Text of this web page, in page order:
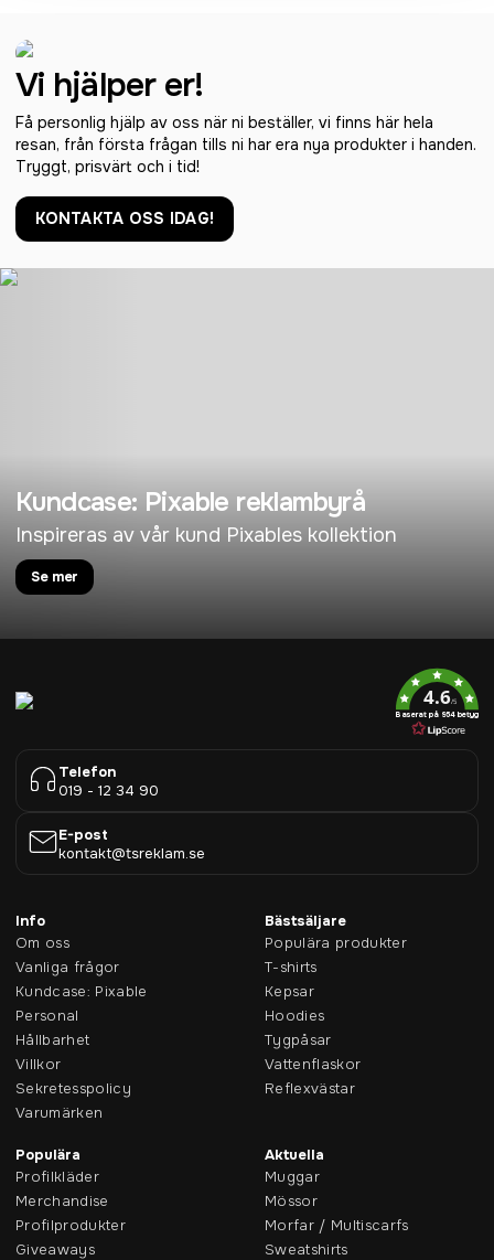
Vi hjälper er!
Få personlig hjälp av oss när ni beställer, vi finns här hela
resan, från första frågan tills ni har era nya produkter i handen.
Tryggt, prisvärt och i tid!
KONTAKTA OSS IDAG!
Kundcase: Pixable reklambyrå
Inspireras av vår kund Pixables kollektion
Se mer
4.6/5
Baserat på 954 betyg
Telefon
019 - 12 34 90
E-post
kontakt@tsreklam.se
Info
Om oss
Vanliga frågor
Kundcase: Pixable
Personal
Hållbarhet
Villkor
Sekretesspolicy
Varumärken
Bästsäljare
Populära produkter
T-shirts
Kepsar
Hoodies
Tygpåsar
Vattenflaskor
Reflexvästar
Populära
Profilkläder
Merchandise
Profilprodukter
Giveaways
Aktuella
Muggar
Mössor
Morfar / Multiscarfs
Sweatshirts